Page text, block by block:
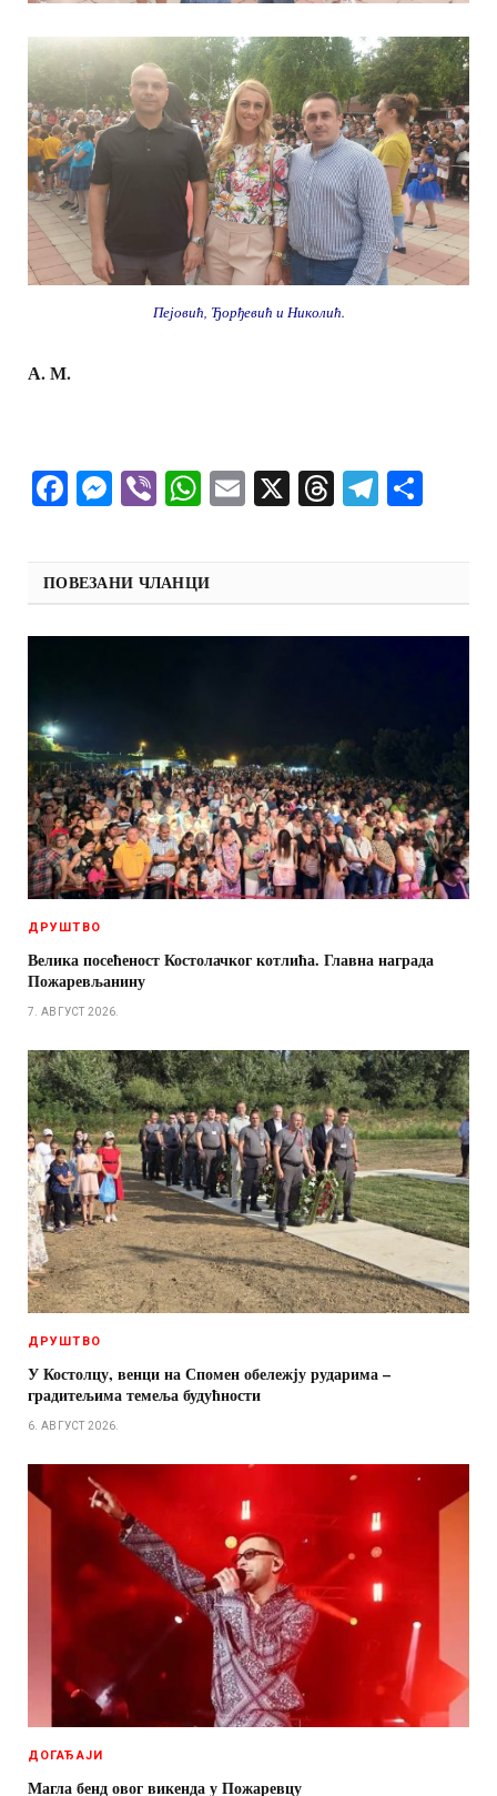
Пејовић, Ђорђевић и Николић.
А. М.
Facebook
Messenger
ViberWhatsApp
Email
X Threads
ПОВЕЗАНИ ЧЛАНЦИ
ДРУШТВО
Велика посећеност Костолачког котлића. Главна награда
Пожаревљанину
7. АВГУСТ 2026.
ДРУШТВО
У Костолцу, венци на Спомен обележју рударима –
градитељима темеља будућности
6. АВГУСТ 2026.
ДОГАЂАЈИ
Магла бенд овог викенда у Пожаревцу